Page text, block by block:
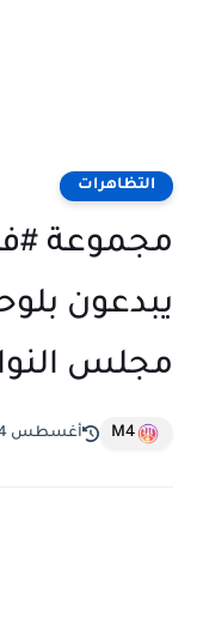
التظاهرات
مجموعة
يبدعون
مجلس
M4 أغسطس 4, 2022